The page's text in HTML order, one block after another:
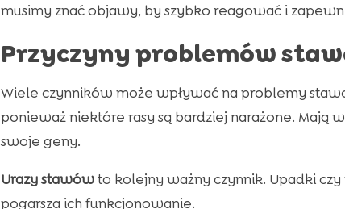
musimy znać objawy, by szybko reagować i
Przyczyny problemów
Wiele czynników może wpływać na problemy
ponieważ niektóre rasy są bardziej narażone. Mają
swoje geny.
Urazy stawówto kolejny ważny czynnik. Upadki
pogarsza ich funkcjonowanie.